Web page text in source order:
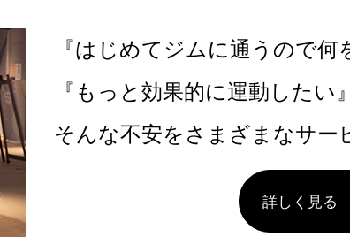
『はじめてジムに通うので
『もっと効果的に運動したい』
そんな不安をさまざまなサー
詳しく見る